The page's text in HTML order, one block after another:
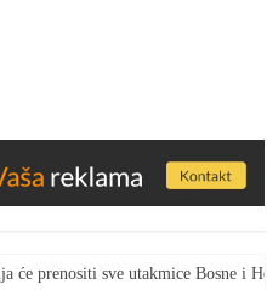
će prenositi sve utakmice Bosne i
marketa kako bi radnici gledali